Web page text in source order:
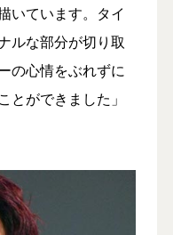
いています。タイ
ルな部分が切り取
の心情をぶれずに
とができました」